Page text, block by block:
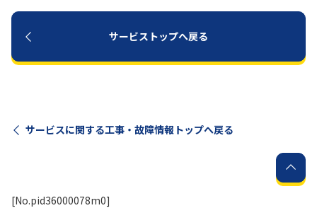
サービストップへ戻る
サービスに関する工事・故障情報トップへ戻る
[No.pid36000078m0]